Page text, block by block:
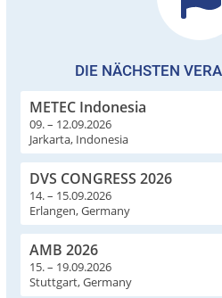
DIE NÄCHSTEN
METEC Indonesia
09. – 12.09.2026
Jarkarta, Indonesia
DVS CONGRESS 2026
14. – 15.09.2026
Erlangen, Germany
AMB 2026
15. – 19.09.2026
Stuttgart, Germany